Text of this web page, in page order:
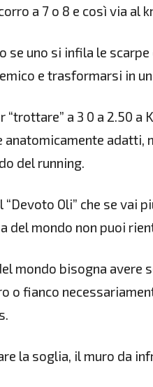
a 7 o 8 e così via al
se uno si infila le
e trasformarsi in
a 3 0 a 2.50 a
anatomicamente adatti,
del running.
Oli” che se vai
del mondo non puoi
mondo bisogna avere
o fianco
la soglia, il muro da